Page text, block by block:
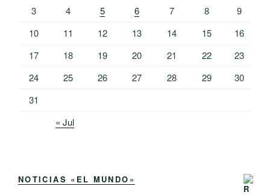
3
4 5 6 7 8
9
10
11 12 13 14 15
16
17
18 19 20 21 22
23
24
25 26 27 28 29
30
31
« Jul
NOTICIAS «EL MUNDO»